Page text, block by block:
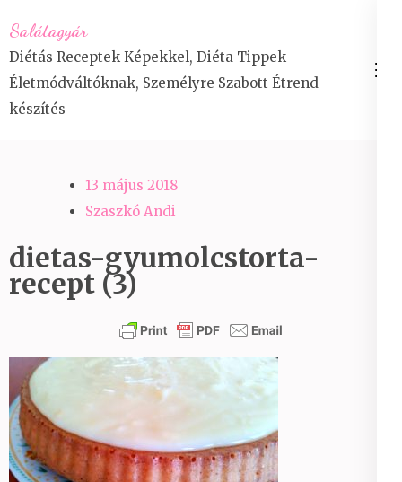
to
content
(Press
Enter)
Salátagyár
Diétás Receptek Képekkel, Diéta Tippek
Életmódváltóknak, Személyre Szabott Étrend
készítés
13 május 2018
Szaszkó Andi
dietas-gyumolcstorta-
recept (3)